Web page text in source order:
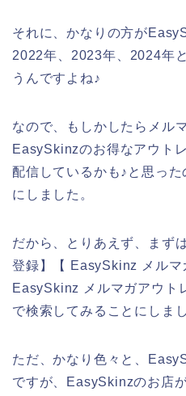
それに、かなりの方が
2022年、2023年、2024年
うんですよね♪
なので、もしかしたらメル
EasySkinzのお得なアウト
配信しているかも♪と思っ
にしました。
だから、とりあえず、まず
登録】【 EasySkinz メルマ
EasySkinz メルマガアウト
で検索してみることにしまし
ただ、かなり色々と、
ですが、EasySkinzのお店